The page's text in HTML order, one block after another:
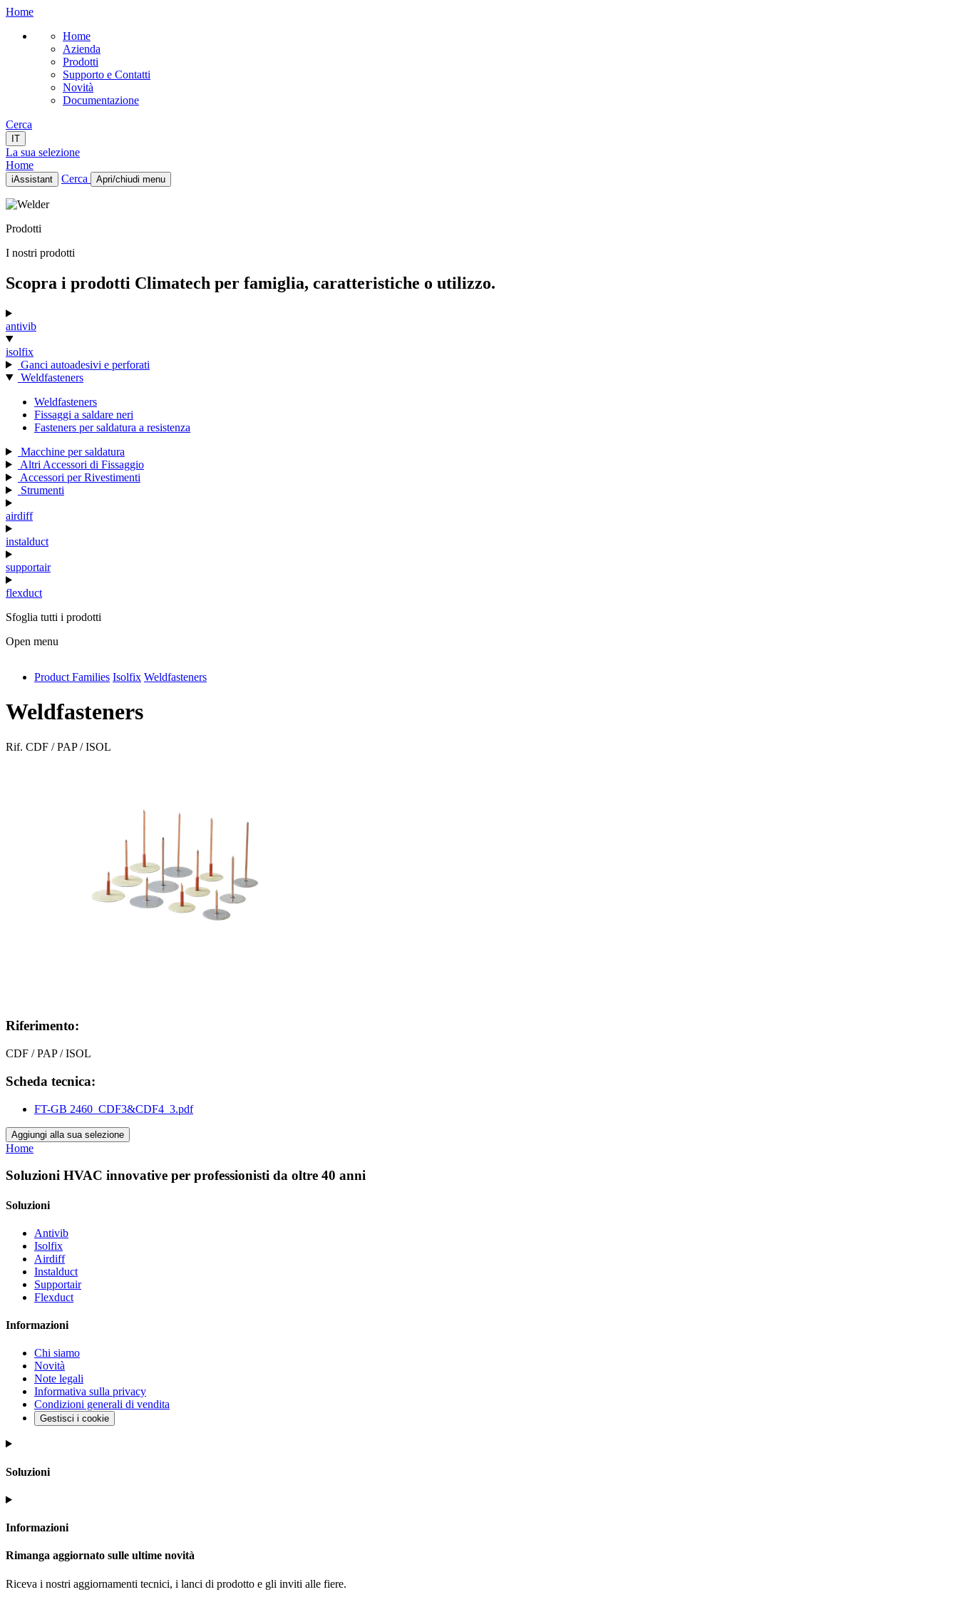
Home
Home
Azienda
Prodotti
Supporto e Contatti
Novità
Documentazione
Cerca
IT
La sua selezione
Home
iAssistant Cerca Apri/chiudi menu
Home
Prodotti
Novità
IT
Prodotti
I nostri prodotti
Scopra i prodotti Climatech per famiglia, caratteristiche o utilizzo.
antivib
isolfix
Ganci autoadesivi e perforati
Weldfasteners
Weldfasteners
Fissaggi a saldare neri
Fasteners per saldatura a resistenza
Macchine per saldatura
Altri Accessori di Fissaggio
Accessori per Rivestimenti
Strumenti
airdiff
instalduct
supportair
flexduct
Sfoglia tutti i prodotti
Open menu
antivib
isolfix
Product Families Isolfix Weldfasteners
Weldfasteners
Rif. CDF / PAP / ISOL
Riferimento:
CDF / PAP / ISOL
Scheda tecnica:
FT-GB 2460_CDF3&CDF4_3.pdf
Aggiungi alla sua selezione
Home
Soluzioni HVAC innovative per professionisti da oltre 40 anni
Soluzioni
Antivib
Isolfix
Airdiff
Instalduct
Supportair
Flexduct
Informazioni
Chi siamo
Novità
Note legali
Informativa sulla privacy
Condizioni generali di vendita
Gestisci i cookie
Soluzioni
Informazioni
Rimanga aggiornato sulle ultime novità
Riceva i nostri aggiornamenti tecnici, i lanci di prodotto e gli inviti alle fiere.